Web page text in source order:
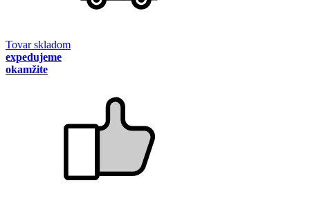
Tovar skladom
expedujeme
okamžite